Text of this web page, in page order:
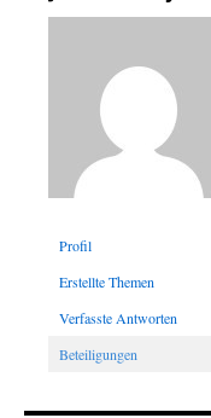
Profil
Erstellte Themen
Verfasste Antworten
Beteiligungen